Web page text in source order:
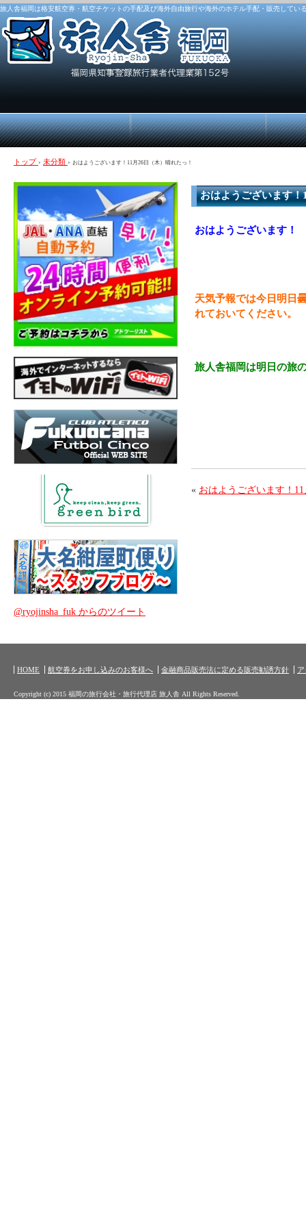
旅人舎福岡は格安航空券・航空チケットの手配及び海外自由旅行や海外のホテル手配・販売して
トップ › 未分類 › おはようございます！11月26日（木）晴れたっ！
おはようございます
おはようございます！
天気予報では今日明日
れておいてください。
旅人舎福岡は明日の旅
« おはようございます！
@ryojinsha_fuk からのツイート
HOME 航空券をお申し込みのお客様へ 金融商品販売法に定める販売勧誘方針
Copyright (c) 2015 福岡の旅行会社・旅行代理店 旅人舎 All Rights Reserved.